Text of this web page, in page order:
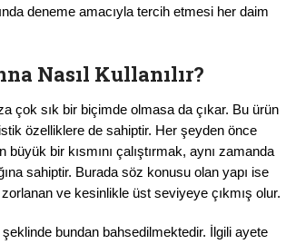
deneme amacıyla tercih etmesi her daim
Nasıl Kullanılır?
çok sık bir biçimde olmasa da çıkar. Bu ürün
özelliklere de sahiptir. Her şeyden önce
bir kısmını çalıştırmak, aynı zamanda
sahiptir. Burada söz konusu olan yapı ise
ve kesinlikle üst seviyeye çıkmış olur.
bundan bahsedilmektedir. İlgili ayete